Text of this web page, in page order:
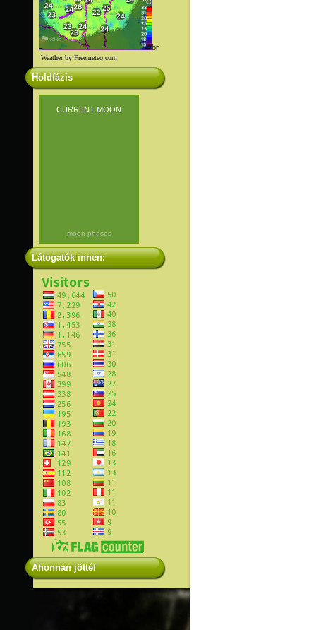
br
Weather by Freemeteo.com
Holdfázis
CURRENT MOON
moon phases
Látogatók innen:
Ahonnan jöttél